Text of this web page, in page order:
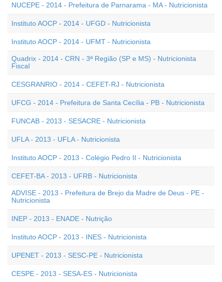
NUCEPE - 2014 - Prefeitura de Parnarama - MA - Nutricionista
Instituto AOCP - 2014 - UFGD - Nutricionista
Instituto AOCP - 2014 - UFMT - Nutricionista
Quadrix - 2014 - CRN - 3ª Região (SP e MS) - Nutricionista
Fiscal
CESGRANRIO - 2014 - CEFET-RJ - Nutricionista
UFCG - 2014 - Prefeitura de Santa Cecília - PB - Nutricionista
FUNCAB - 2013 - SESACRE - Nutricionista
UFLA - 2013 - UFLA - Nutricionista
Instituto AOCP - 2013 - Colégio Pedro II - Nutricionista
CEFET-BA - 2013 - UFRB - Nutricionista
ADVISE - 2013 - Prefeitura de Brejo da Madre de Deus - PE -
Nutricionista
INEP - 2013 - ENADE - Nutrição
Instituto AOCP - 2013 - INES - Nutricionista
UPENET - 2013 - SESC-PE - Nutricionista
CESPE - 2013 - SESA-ES - Nutricionista